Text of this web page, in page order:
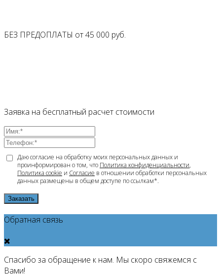
БЕЗ ПРЕДОПЛАТЫ от45 000 руб.
Заявка на бесплатный расчет стоимости
Даю согласие на обработку моих персональных данных и
проинформирован о том, что Политика конфиденциальности,
Политика cookie и Согласие в отношении обработки персональных
данных размещены в общем доступе по ссылкам*.
Заказать
Обратная связь
Спасибо за обращение к нам. Мы скоро свяжемся с
Вами!